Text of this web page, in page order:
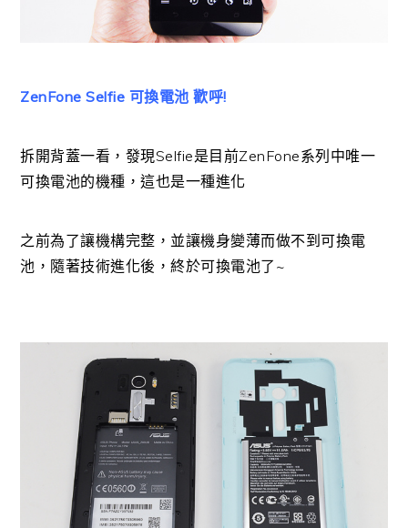
ZenFone Selfie 可換電池 歡呼!
拆開背蓋一看，發現Selfie是目前ZenFone系列中唯一
可換電池的機種，這也是一種進化
之前為了讓機構完整，並讓機身變薄而做不到可換電
池，隨著技術進化後，終於可換電池了~